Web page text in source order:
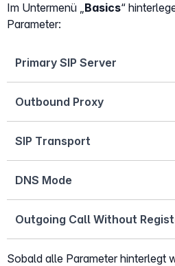
Im Untermenü „Basics“
Parameter:
Primary SIP Server
Outbound Proxy
SIP Transport
DNS Mode
Outgoing Call Without
Sobald alle Parameter hinterlegt